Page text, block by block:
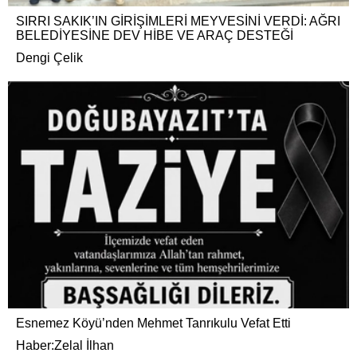
SIRRI SAKIK’IN GİRİŞİMLERİ MEYVESİNİ VERDİ: AĞRI
BELEDİYESİNE DEV HİBE VE ARAÇ DESTEĞİ
Dengi Çelik
Esnemez Köyü’nden Mehmet Tanrıkulu Vefat Etti
Haber:Zelal İlhan